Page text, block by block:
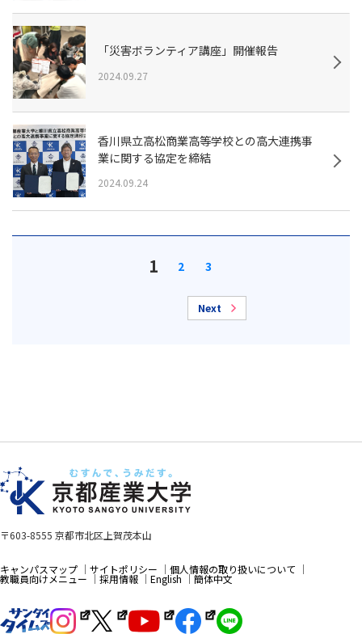
「災害ボランティア講座」開催報告
2024.09.27
香川県立高松商業高等学校との高大連携事
業に関する協定を締結
2024.09.24
1 2 3
Next
〒603-8555 京都市北区上賀茂本山
キャンパスマップ サイトポリシー 個人情報の取り扱いについて
教職員向けメニュー 採用情報 English 簡体中文